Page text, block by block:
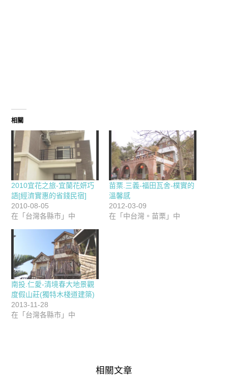
相關
2010宜花之旅-宜蘭花妍巧
語[經濟實惠的省錢民宿]
2010-08-05
在「台灣各縣市」中
苗栗.三義-福田瓦舍-樸實的
溫馨感
2012-03-09
在「中台灣。苗栗」中
南投.仁愛-清境春大地景觀
度假山莊(獨特木棧道建築)
2013-11-28
在「台灣各縣市」中
相關文章